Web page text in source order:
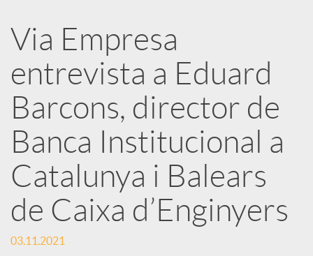
r
x
e
s
S
Via Empresa
entrevista a Eduard
Barcons, director de
Banca Institucional a
Catalunya i Balears
de Caixa d’Enginyers
03.11.2021